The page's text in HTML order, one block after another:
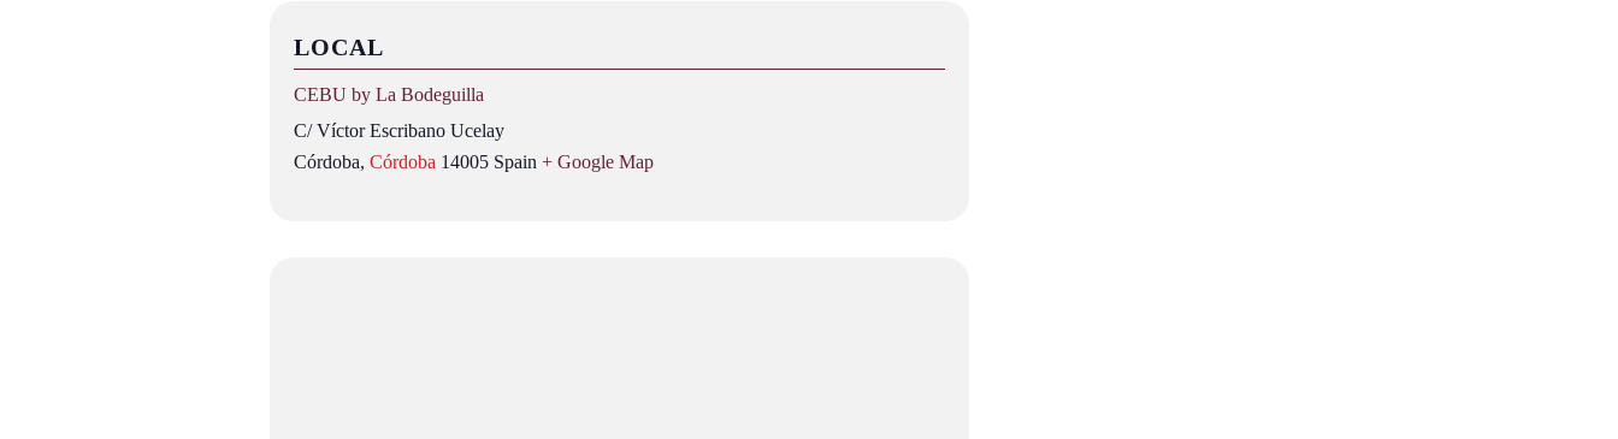
LOCAL
CEBU by La Bodeguilla
C/ Víctor Escribano Ucelay
Córdoba, Córdoba 14005 Spain + Google Map